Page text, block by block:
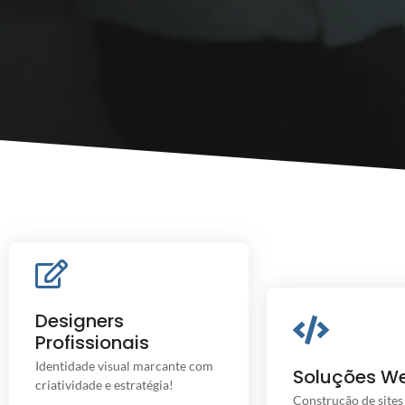
Designers
Profissionais
Identidade visual marcante com
criatividade e estratégia!
Uma marca criativa, conecta você
ao seu público.
Soluções
Construção de
digital com